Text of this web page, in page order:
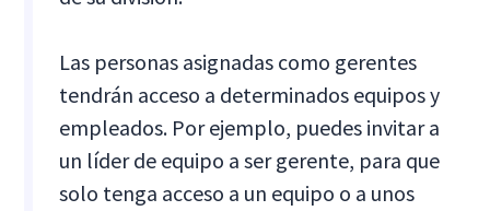
Las personas asignadas como gerentes
tendrán acceso a determinados equipos y
empleados. Por ejemplo, puedes invitar a
un líder de equipo a ser gerente, para que
solo tenga acceso a un equipo o a unos